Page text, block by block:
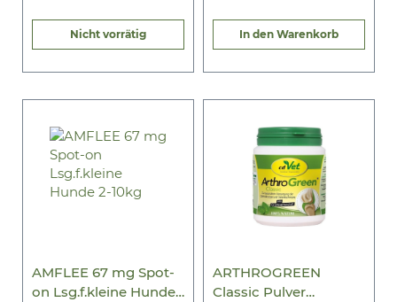
Nicht vorrätig In den Warenkorb
AMFLEE 67 mg Spot-
on Lsg.f.kleine Hunde
ARTHROGREEN
Classic Pulver